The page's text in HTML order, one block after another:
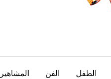
الطفل الفن المشاهير